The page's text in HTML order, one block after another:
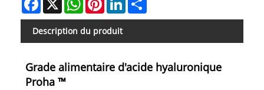
Description du produit
Grade alimentaire d'acide hyaluronique
Proha ™